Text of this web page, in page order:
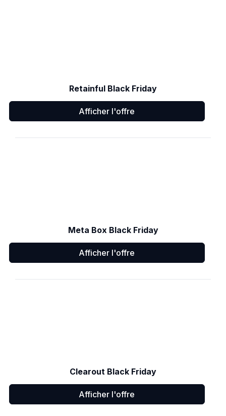
Retainful Black Friday
Afficher l'offre
Meta Box Black Friday
Afficher l'offre
Clearout Black Friday
Afficher l'offre